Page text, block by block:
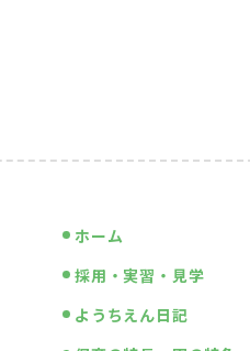
ホーム
採用・実習・見学
ようちえん日記